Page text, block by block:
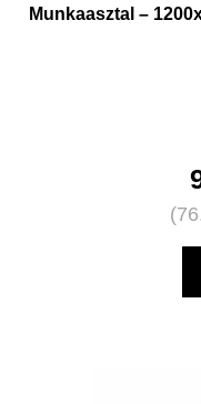
Munkaasztal –
(